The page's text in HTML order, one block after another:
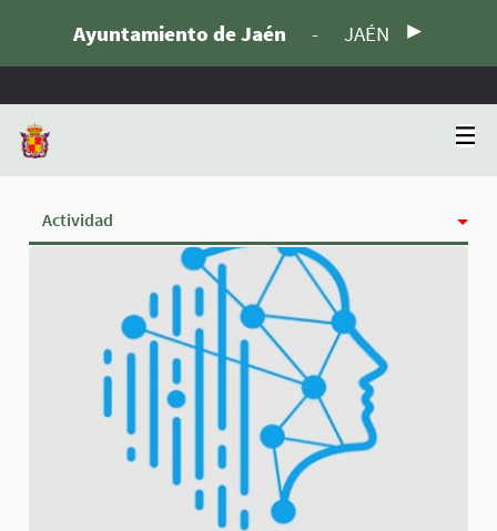
Ayuntamiento de Jaén - JAÉN
Actividad
Seguidoras